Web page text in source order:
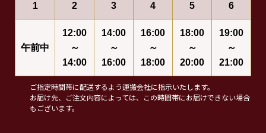
1 2 3 4 5 6
午前中
12:00
～
14:00
14:00
～
16:00
16:00
～
18:00
18:00
～
20:00
19:00
～
21:00
ご指定時間帯に配送するよう運搬会社に指示いたします。
お届け先、ご注文内容によっては、この時間帯にお届けできない場合
もございます。